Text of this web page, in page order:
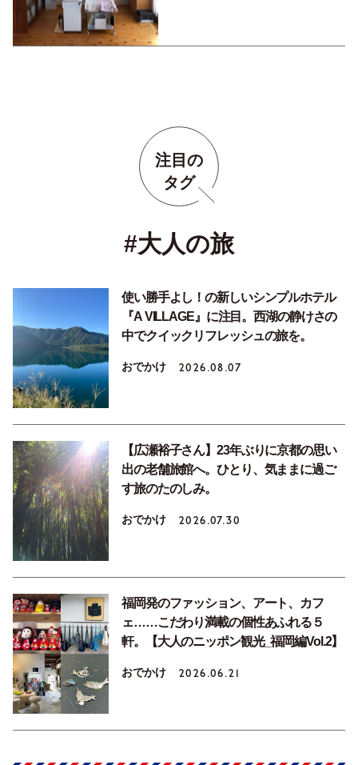
注目の
タグ
#大人の旅
使い勝手よし！の新しいシンプルホテル
『A VILLAGE』に注目。西湖の静けさの
中でクイックリフレッシュの旅を。
おでかけ 2026.08.07
【広瀬裕子さん】23年ぶりに京都の思い
出の老舗旅館へ。ひとり、気ままに過ご
す旅のたのしみ。
おでかけ 2026.07.30
福岡発のファッション、アート、カフ
ェ……こだわり満載の個性あふれる５
軒。【大人のニッポン観光_福岡編Vol.2】
おでかけ 2026.06.21